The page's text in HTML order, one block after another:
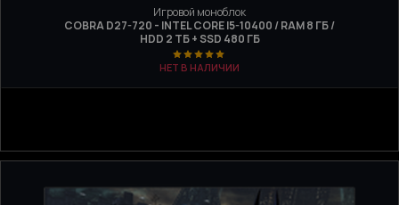
Игровой моноблок
COBRA D27-720 - INTEL CORE I5-10400 / RAM 8 ГБ /
HDD 2 ТБ + SSD 480 ГБ
НЕТ В НАЛИЧИИ